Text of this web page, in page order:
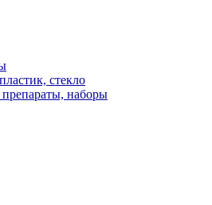
стекло
наборы